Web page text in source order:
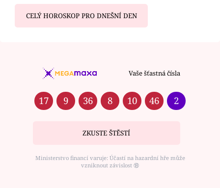
CELÝ HOROSKOP PRO DNEŠNÍ DEN
Vaše šťastná čísla
17 9 36 8 10 46 2
ZKUSTE ŠTĚSTÍ
Ministerstvo financí varuje: Účastí na hazardní hře může
vzniknout závislost ⑱